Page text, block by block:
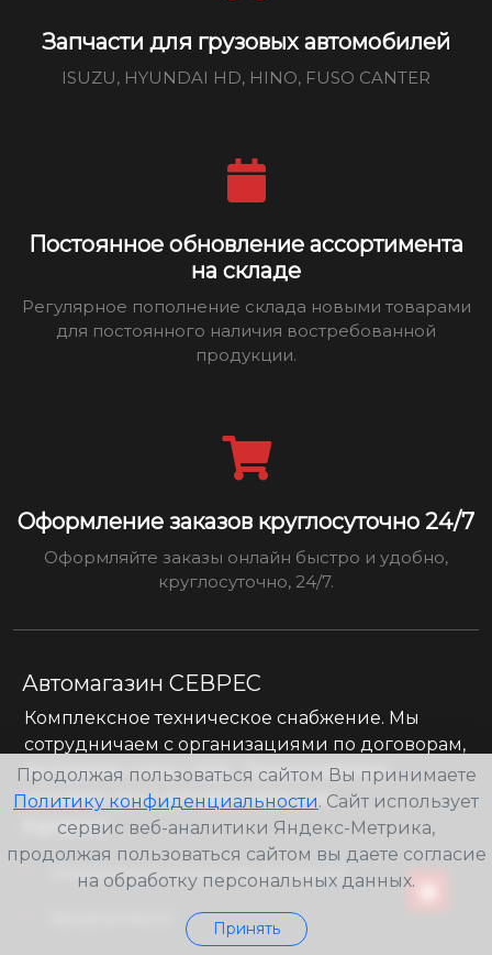
Запчасти для грузовых автомобилей
ISUZU, HYUNDAI HD, HINO, FUSO CANTER
Постоянное обновление ассортимента
на складе
Регулярное пополнение склада новыми товарами
для постоянного наличия востребованной
продукции.
Оформление заказов круглосуточно 24/7
Оформляйте заказы онлайн быстро и удобно,
круглосуточно, 24/7.
Автомагазин СЕВРЕС
Комплексное техническое снабжение. Мы
сотрудничаем с организациями по договорам,
выставляя счета с НДС. Предоставляем
оптовые цены для автосервисов.
Каталог
Оригинальные каталоги автозапчастей
Продолжая пользоваться сайтом Вы принимаете
Политику конфиденциальности. Сайт использует
сервис веб-аналитики Яндекс-Метрика,
продолжая пользоваться сайтом вы даете согласие
на обработку персональных данных.
Принять